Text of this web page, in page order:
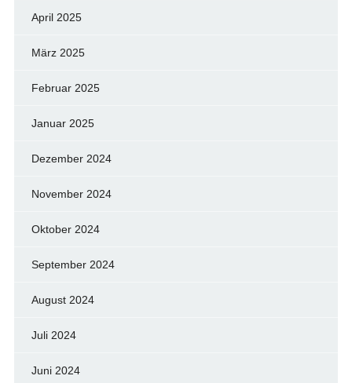
April 2025
März 2025
Februar 2025
Januar 2025
Dezember 2024
November 2024
Oktober 2024
September 2024
August 2024
Juli 2024
Juni 2024